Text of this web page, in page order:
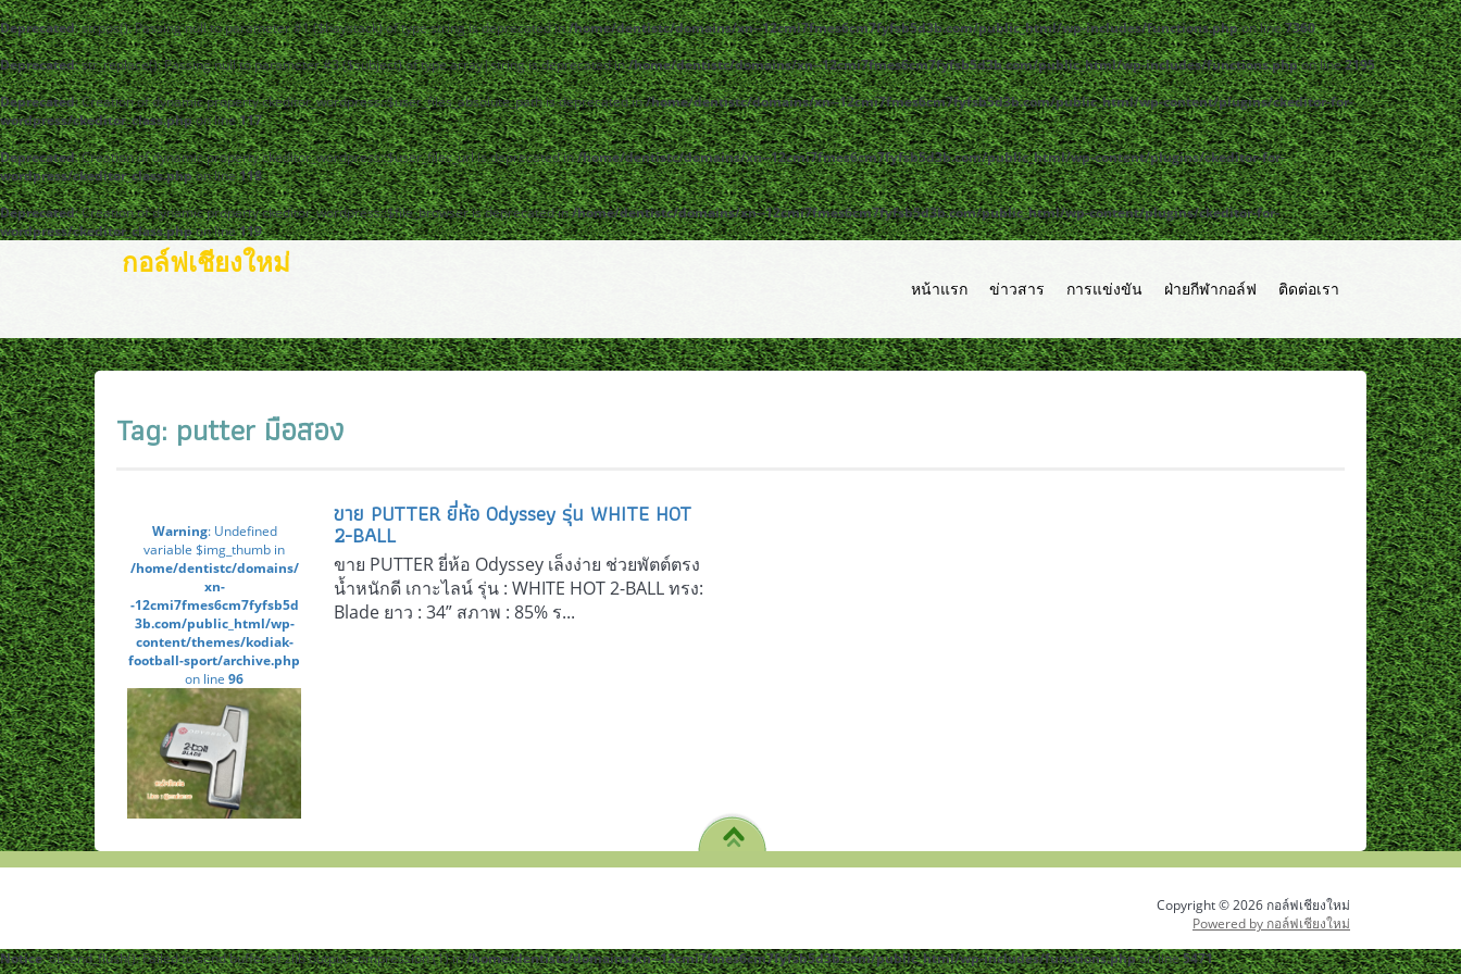
Deprecated: strpos(): Passing null to parameter #1 ($haystack) of type string is deprecated in/home/dentistc/domains/xn--12cmi7fmes6cm7fyfsb5d3b.com/public_html/wp-includes/functions.phpon line7360
Deprecated: str_replace(): Passing null to parameter #3 ($subject) of type array|string is deprecated in/home/dentistc/domains/xn--12cmi7fmes6cm7fyfsb5d3b.com/public_html/wp-includes/functions.phpon line2195
Deprecated: Creation of dynamic property ckeditor_wordpress::$user_files_absolute_path is deprecated in/home/dentistc/domains/xn--12cmi7fmes6cm7fyfsb5d3b.com/public_html/wp-content/plugins/ckeditor-for-
wordpress/ckeditor_class.phpon line117
Deprecated: Creation of dynamic property ckeditor_wordpress::$user_files_url is deprecated in/home/dentistc/domains/xn--12cmi7fmes6cm7fyfsb5d3b.com/public_html/wp-content/plugins/ckeditor-for-
wordpress/ckeditor_class.phpon line118
Deprecated: Creation of dynamic property ckeditor_wordpress::$file_browser is deprecated in/home/dentistc/domains/xn--12cmi7fmes6cm7fyfsb5d3b.com/public_html/wp-content/plugins/ckeditor-for-
wordpress/ckeditor_class.phpon line119
กอล์ฟเชียงใหม่
หน้าแรก ข่าวสาร การแข่งขัน ฝ่ายกีฬากอล์ฟ ติดต่อเรา
Tag: putter มือสอง
Warning: Undefined
variable $img_thumb in
/home/dentistc/domains/
xn-
-12cmi7fmes6cm7fyfsb5d
3b.com/public_html/wp-
content/themes/kodiak-
football-sport/archive.php
on line 96
ขาย PUTTER ยี่ห้อ Odyssey รุ่น WHITE HOT
2-BALL
ขาย PUTTER ยี่ห้อ Odyssey เล็งง่าย ช่วยพัตต์ตรง
น้ำหนักดี เกาะไลน์ รุ่น : WHITE HOT 2-BALL ทรง:
Blade ยาว : 34” สภาพ : 85% ร...
Copyright © 2026 กอล์ฟเชียงใหม่
Powered by กอล์ฟเชียงใหม่
Notice: ob_end_flush(): Failed to send buffer of zlib output compression (1) in/home/dentistc/domains/xn--12cmi7fmes6cm7fyfsb5d3b.com/public_html/wp-includes/functions.phpon line5471